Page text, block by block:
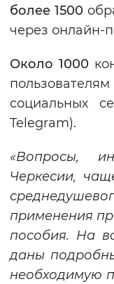
более 1500
через онлайн-
Около 1000
социальных
Telegram).
«Вопросы,
Черкесии,
применения
пособия. На
даны
необходимую